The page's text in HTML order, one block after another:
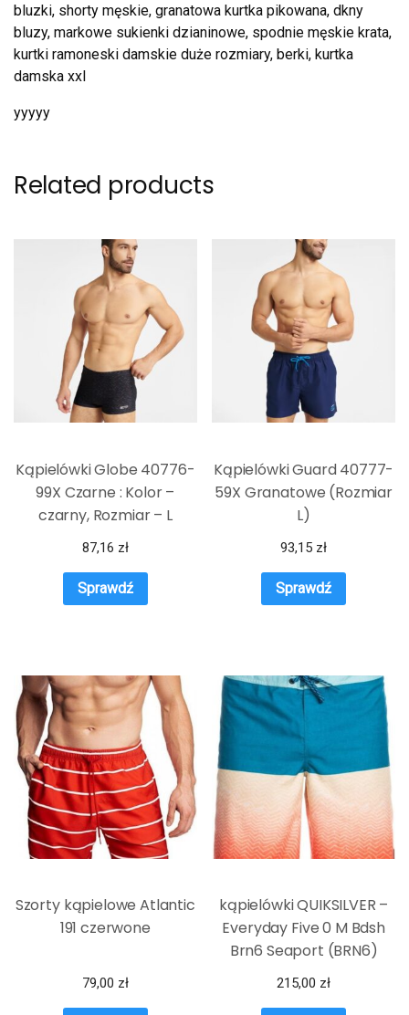
bluzki, shorty męskie, granatowa kurtka pikowana, dkny
bluzy, markowe sukienki dzianinowe, spodnie męskie krata,
kurtki ramoneski damskie duże rozmiary, berki, kurtka
damska xxl
yyyyy
Related products
Kąpielówki Globe 40776-
99X Czarne : Kolor –
czarny, Rozmiar – L
87,16 zł
Sprawdź
Kąpielówki Guard 40777-
59X Granatowe (Rozmiar
L)
93,15 zł
Sprawdź
Szorty kąpielowe Atlantic
191 czerwone
79,00 zł
kąpielówki QUIKSILVER –
Everyday Five 0 M Bdsh
Brn6 Seaport (BRN6)
215,00 zł